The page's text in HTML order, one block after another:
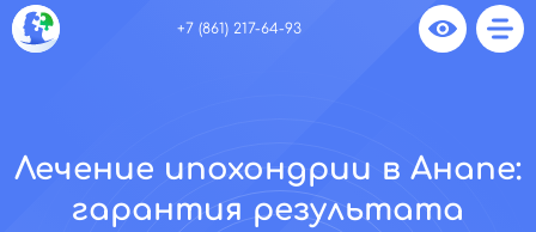
+7 (861) 217-64-93
Лечение ипохондрии в Анапе:
гарантия результата